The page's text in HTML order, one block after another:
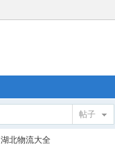
帖子
湖北物流大全